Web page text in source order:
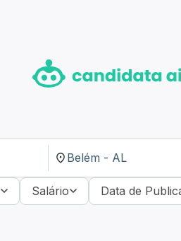
Salário Data de